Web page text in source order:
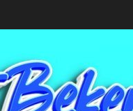
Investasi Cable Car